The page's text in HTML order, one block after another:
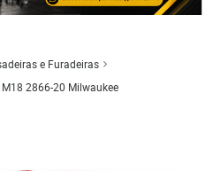
e Furadeiras
2866-20 Milwaukee